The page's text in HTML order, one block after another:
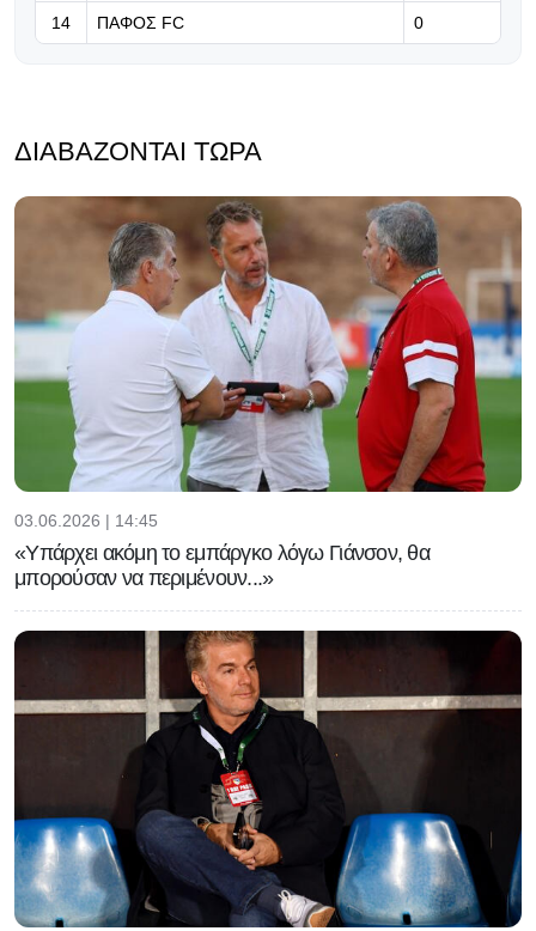
14 ΠΑΦΟΣ FC 0
ΔΙΑΒΆΖΟΝΤΑΙ ΤΏΡΑ
03.06.2026 | 14:45
«Υπάρχει ακόμη το εμπάργκο λόγω Γιάνσον, θα
μπορούσαν να περιμένουν...»